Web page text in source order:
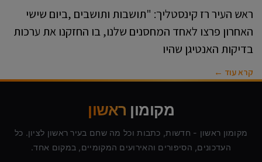
ראש העיר רז קינסטליך: "תושבות ותושבים ,ביום שישי
האחרון פרצו לאחד המחסנים שלנו, בו החזקנו את ערכות
בדיקות האנטיגן שהיו
קרא עוד ←
מקומון ראשון
מקומון ראשון - חדשות, כתבות וכל מה שחם בעיר ראשון לציון. כל
העדכונים, הסיפורים והאירועים המקומיים, במקום אחד.